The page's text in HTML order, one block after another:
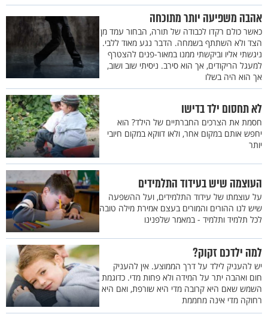
אהבה משפיעה יותר מתוכחה
כאשר כולם רקדו לכבודה של תורה, הבחור עמד מן
הצד ולא השתתף בשמחה. הדבר נגע מאוד ללבי.
ניגשתי אליו וביקשתי ממנו במאור-פנים להצטרף
למעגל הריקודים, אך הוא סירב. ניסיתי שוב ושוב,
אך הוא היה בשלו
לא תחסום ילד בדישו
חסמת את הצרכים החברתיים של הילד? הוא
יחפש אותם במקום אחר, ולאו דווקא במקום חיובי
יותר
העוצמה שיש בעידוד התלמידים
על עוצמתו של עידוד התלמידים, ועל ההשפעה
שיש לנו ההורים והמורים בעצם אמירת מילה טובה
לכל תלמיד ותלמיד - במאמר שלפנינו
למה ילדכם זקוק?
יש להעניק לילד על דרך הממוצע. אין להעניק
חום ואהבה יתר על המידה ולא פחות מדי. כדוגמת
השמש שאם היא קרובה מדי היא שורפת, ואם היא
רחוקה מדי אינה מחממת